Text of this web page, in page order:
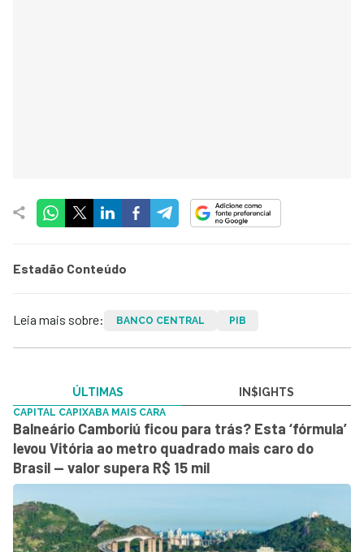
Estadão Conteúdo
Leia mais sobre: BANCO CENTRAL PIB
ÚLTIMAS IN$IGHTS
CAPITAL CAPIXABA MAIS CARA
Balneário Camboriú ficou para trás? Esta ‘fórmula’
levou Vitória ao metro quadrado mais caro do
Brasil — valor supera R$ 15 mil